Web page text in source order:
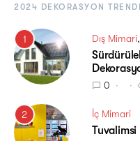
2024 DEKORASYON
1 Dış Mimari
0
2 İç Mimari